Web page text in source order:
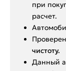
Подогрев
при
paсчeт.
чистоту.
Данный